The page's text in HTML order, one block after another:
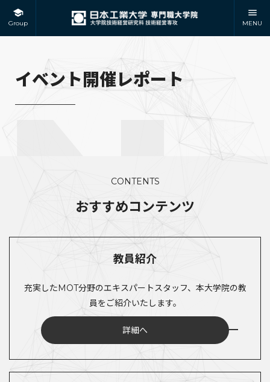
Group MENU
イベント開催レポート
CONTENTS
おすすめコンテンツ
教員紹介
充実したMOT分野のエキスパートスタッフ、本大学院の教
員をご紹介いたします。
詳細へ